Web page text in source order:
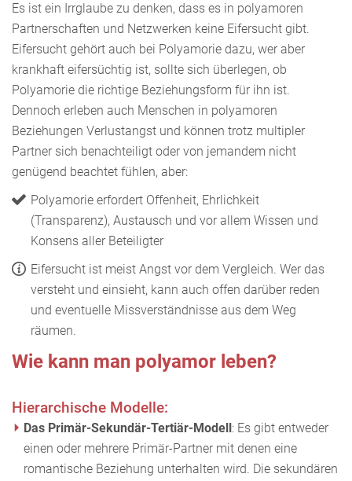
Es ist ein Irrglaube zu denken, dass es in polyamoren
Partnerschaften und Netzwerken keine Eifersucht gibt.
Eifersucht gehört auch bei Polyamorie dazu, wer aber
krankhaft eifersüchtig ist, sollte sich überlegen, ob
Polyamorie die richtige Beziehungsform für ihn ist.
Dennoch erleben auch Menschen in polyamoren
Beziehungen Verlustangst und können trotz multipler
Partner sich benachteiligt oder von jemandem nicht
genügend beachtet fühlen, aber:
Polyamorie erfordert Offenheit, Ehrlichkeit
(Transparenz), Austausch und vor allem Wissen und
Konsens aller Beteiligter
Eifersucht ist meist Angst vor dem Vergleich. Wer das
versteht und einsieht, kann auch offen darüber reden
und eventuelle Missverständnisse aus dem Weg
räumen.
Wie kann man polyamor leben?
Hierarchische Modelle:
Das Primär-Sekundär-Tertiär-Modell: Es gibt entweder
einen oder mehrere Primär-Partner mit denen eine
romantische Beziehung unterhalten wird. Die sekundären